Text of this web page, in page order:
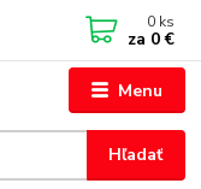
Menu
Hľadať
0 ks
za 0 €